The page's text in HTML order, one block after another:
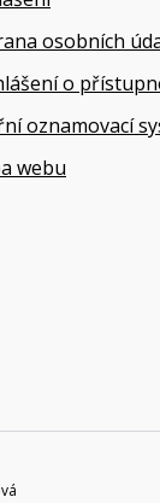
osobních
o
oznamovací
webu